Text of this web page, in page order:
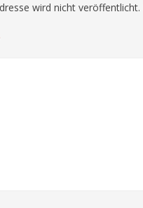
wird nicht veröffentlicht.